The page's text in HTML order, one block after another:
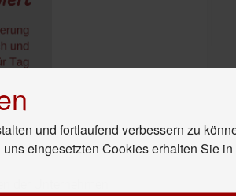
der Unternehmen
und fortlaufend verbessern zu
eingesetzten Cookies erhalten Sie in